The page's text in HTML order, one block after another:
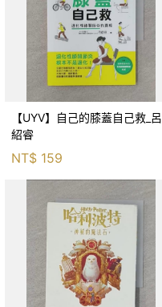
【UYV】自己的膝蓋自己救_呂
紹睿
NT$ 159